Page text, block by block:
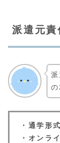
派遣元
・通学形式
・オンラ